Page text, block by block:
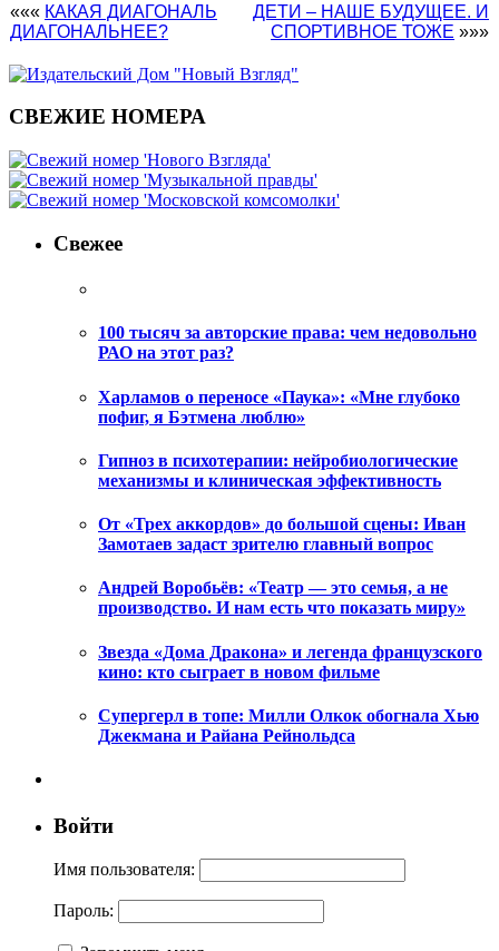
««« КАКАЯ ДИАГОНАЛЬ
ДИАГОНАЛЬНЕЕ?
ДЕТИ – НАШЕ БУДУЩЕЕ. И
СПОРТИВНОЕ ТОЖЕ »»»
СВЕЖИЕ НОМЕРА
Свежее
100 тысяч за авторские права: чем недовольно
РАО на этот раз?
Харламов о переносе «Паука»: «Мне глубоко
пофиг, я Бэтмена люблю»
Гипноз в психотерапии: нейробиологические
механизмы и клиническая эффективность
От «Трех аккордов» до большой сцены: Иван
Замотаев задаст зрителю главный вопрос
Андрей Воробьёв: «Театр — это семья, а не
производство. И нам есть что показать миру»
Звезда «Дома Дракона» и легенда французского
кино: кто сыграет в новом фильме
Супергерл в топе: Милли Олкок обогнала Хью
Джекмана и Райана Рейнольдса
Войти
Имя пользователя:
Пароль: